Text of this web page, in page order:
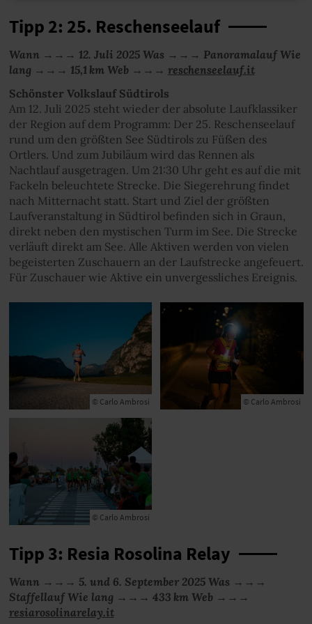
Tipp 2: 25. Reschenseelauf
Wann →→→ 12. Juli 2025 Was →→→ Panoramalauf Wie
lang →→→ 15,1 km Web →→→ reschenseelauf.it
Schönster Volkslauf Südtirols
Am 12. Juli 2025 steht wieder der absolute Laufklassiker
der Region auf dem Programm: Der 25. Reschenseelauf
rund um den größten See Südtirols zu Füßen des
Ortlers. Und zum Jubiläum wird das Rennen als
Nachtlauf ausgetragen. Um 21:30 Uhr geht es auf die mit
Fackeln beleuchtete Strecke. Die Siegerehrung findet
nach Mitternacht statt. Start und Ziel der größten
Laufveranstaltung in Südtirol befinden sich in Graun,
direkt neben den mystischen Turm im See. Die Strecke
verläuft direkt am See. Alle Aktiven werden von vielen
begeisterten Zuschauern an der Laufstrecke angefeuert.
Für Zuschauer wie Aktive ein unvergessliches Ereignis.
© Carlo Ambrosi © Carlo Ambrosi
© Carlo Ambrosi
Tipp 3: Resia Rosolina Relay
Wann →→→ 5. und 6. September 2025 Was →→→
Staffellauf Wie lang →→→ 433 km Web →→→
resiarosolinarelay.it